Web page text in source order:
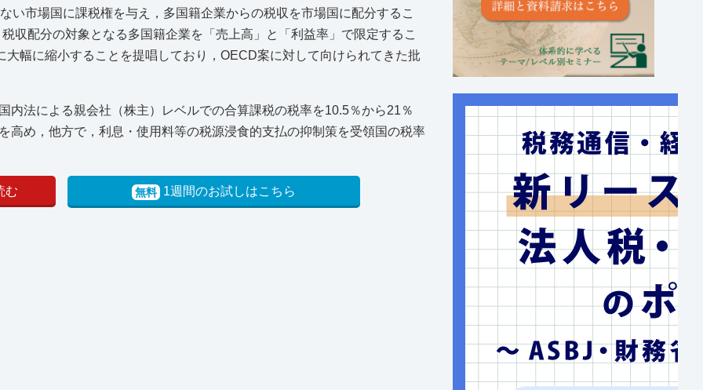
市場国に課税権を与え，多国籍企業からの税収を市場国に配分するこ
収配分の対象となる多国籍企業を「売上高」と「利益率」で限定するこ
幅に縮小することを提唱しており，OECD案に対して向けられてきた批
内法による親会社（株主）レベルでの合算課税の税率を10.5％から21％
高め，他方で，利息・使用料等の税源浸食的支払の抑制策を受領国の税率
む 無料 1週間のお試しはこちら